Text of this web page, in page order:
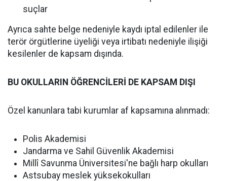
suçlar
Ayrıca sahte belge nedeniyle kaydı iptal edilenler ile
terör örgütlerine üyeliği veya irtibatı nedeniyle ilişiği
kesilenler de kapsam dışında.
BU OKULLARIN ÖĞRENCİLERİ DE KAPSAM DIŞI
Özel kanunlara tabi kurumlar af kapsamına alınmadı:
Polis Akademisi
Jandarma ve Sahil Güvenlik Akademisi
Millî Savunma Üniversitesi'ne bağlı harp okulları
Astsubay meslek yüksekokulları